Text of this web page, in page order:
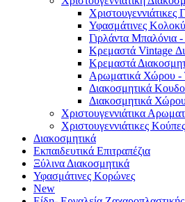
Χριστουγεννιάτικες
Υφασμάτινες
Γιρλάντα Μπαλόνια
Κρεμαστά Vintage
Κρεμαστά
Αρωματικά Χώρου -
Διακοσμητικά
Διακοσμητικά
Χριστουγεννιάτικα
Χριστουγεννιάτικες Κούπες
Διακοσμητικά
Εκπαιδευτικά Επιτραπέζια
Ξύλινα Διακοσμητικά
Υφασμάτινες Κορώνες
New